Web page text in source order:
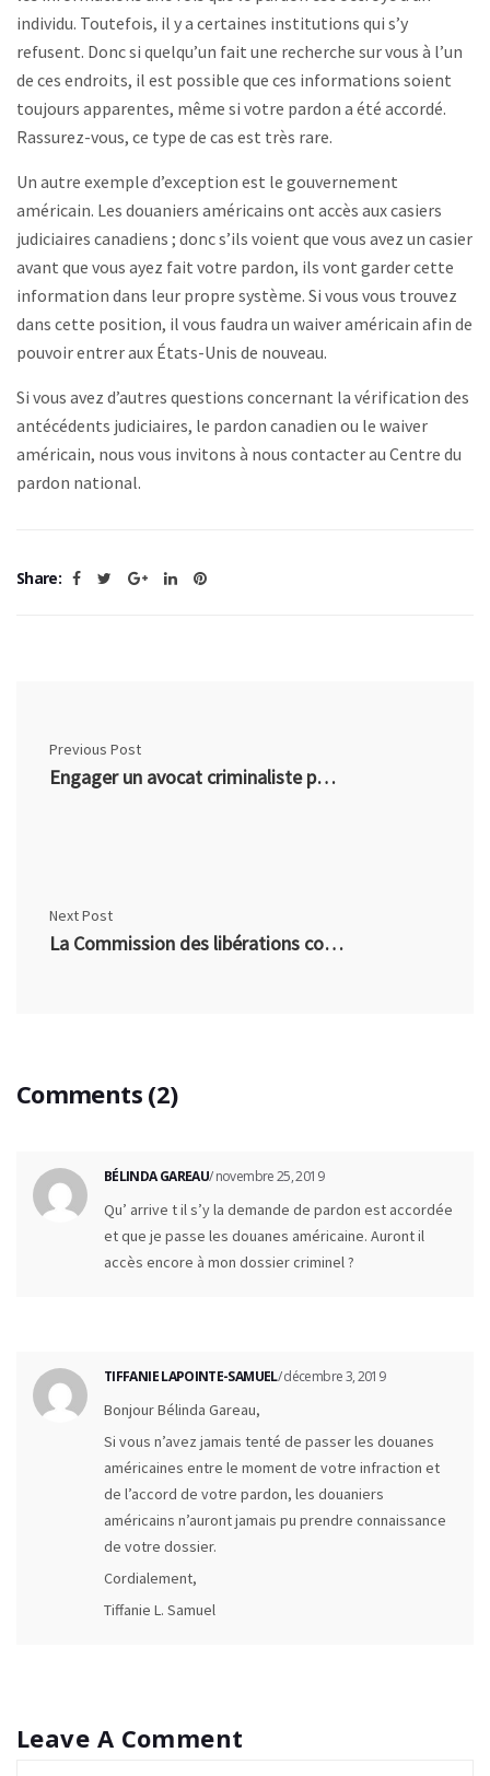
individu. Toutefois, il y a certaines institutions qui s’y
refusent. Donc si quelqu’un fait une recherche sur vous à l’un
de ces endroits, il est possible que ces informations soient
toujours apparentes, même si votre pardon a été accordé.
Rassurez-vous, ce type de cas est très rare.
Un autre exemple d’exception est le gouvernement
américain. Les douaniers américains ont accès aux casiers
judiciaires canadiens ; donc s’ils voient que vous avez un casier
avant que vous ayez fait votre pardon, ils vont garder cette
information dans leur propre système. Si vous vous trouvez
dans cette position, il vous faudra un waiver américain afin de
pouvoir entrer aux États-Unis de nouveau.
Si vous avez d’autres questions concernant la vérification des
antécédents judiciaires, le pardon canadien ou le waiver
américain, nous vous invitons à nous contacter au Centre du
pardon national.
Share:
Previous Post
Engager un avocat criminaliste pour préparer votre demande de pardon
Next Post
La Commission des libérations conditionnelles du Canada prévoit en avoir fini avec l’arriéré de travail d’ici mars 2017
Comments (2)
BÉLINDA GAREAU/ novembre 25, 2019
Qu’ arrive t il s’y la demande de pardon est accordée
et que je passe les douanes américaine. Auront il
accès encore à mon dossier criminel ?
TIFFANIE LAPOINTE-SAMUEL/ décembre 3, 2019
Bonjour Bélinda Gareau,
Si vous n’avez jamais tenté de passer les douanes
américaines entre le moment de votre infraction et
de l’accord de votre pardon, les douaniers
américains n’auront jamais pu prendre connaissance
de votre dossier.
Cordialement,
Tiffanie L. Samuel
Leave A Comment